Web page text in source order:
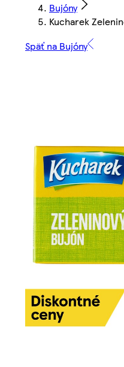
Bujóny
Kucharek
Späť na Bujóny